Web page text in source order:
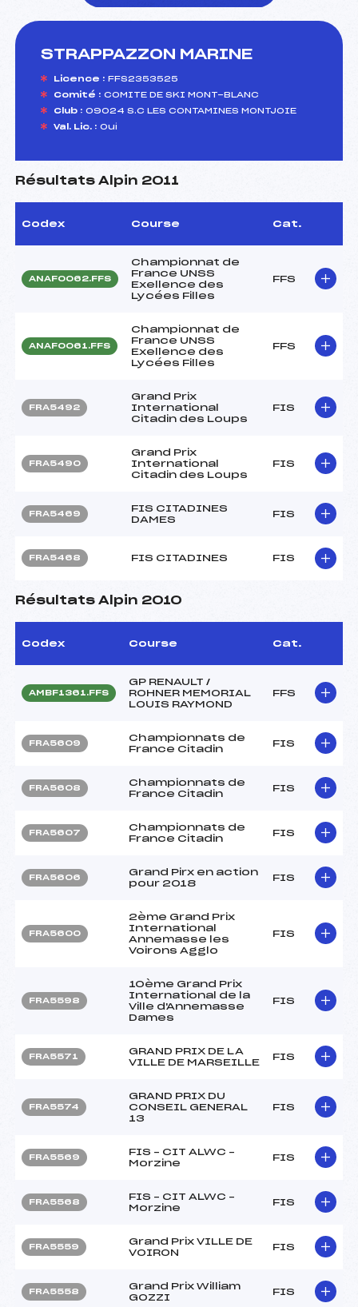
STRAPPAZZON MARINE
Licence : FFS2353525
Comité : COMITE DE SKI MONT-BLANC
Club : 09024 S.C LES CONTAMINES MONTJOIE
Val. Lic. : Oui
Résultats Alpin 2011
Codex Course Cat.
ANAF0062.FFS
Championnat de
France UNSS
Exellence des
Lycées Filles
FFS
ANAF0061.FFS
Championnat de
France UNSS
Exellence des
Lycées Filles
FFS
FRA5492
Grand Prix
International
Citadin des Loups
FIS
FRA5490
Grand Prix
International
Citadin des Loups
FIS
FRA5469
FIS CITADINES
DAMES
FIS
FRA5468 FIS CITADINES FIS
Résultats Alpin 2010
Codex Course Cat.
AMBF1361.FFS
GP RENAULT /
ROHNER MEMORIAL
LOUIS RAYMOND
FFS
FRA5609
Championnats de
France Citadin
FIS
FRA5608
Championnats de
France Citadin
FIS
FRA5607
Championnats de
France Citadin
FIS
FRA5606
Grand Pirx en action
pour 2018
FIS
FRA5600
2ème Grand Prix
International
Annemasse les
Voirons Agglo
FIS
FRA5598
10ème Grand Prix
International de la
Ville d'Annemasse
Dames
FIS
FRA5571
GRAND PRIX DE LA
VILLE DE MARSEILLE
FIS
FRA5574
GRAND PRIX DU
CONSEIL GENERAL
13
FIS
FRA5569
FIS – CIT ALWC –
Morzine
FIS
FRA5568
FIS – CIT ALWC –
Morzine
FIS
FRA5559
Grand Prix VILLE DE
VOIRON
FIS
FRA5558
Grand Prix William
GOZZI
FIS